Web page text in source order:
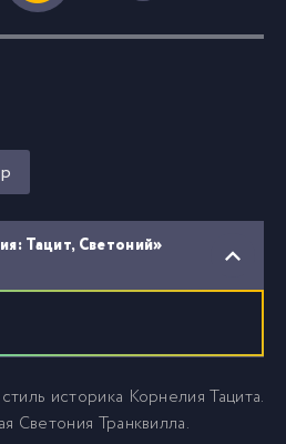
Тацит, Светоний»
историка Корнелия Тацита.
Светония Транквилла.